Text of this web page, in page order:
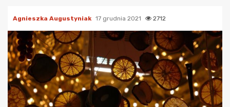
Agnieszka Augustyniak 17 grudnia 2021 2712